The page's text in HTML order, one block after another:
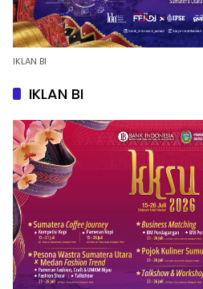
IKLAN BI
IKLAN BI